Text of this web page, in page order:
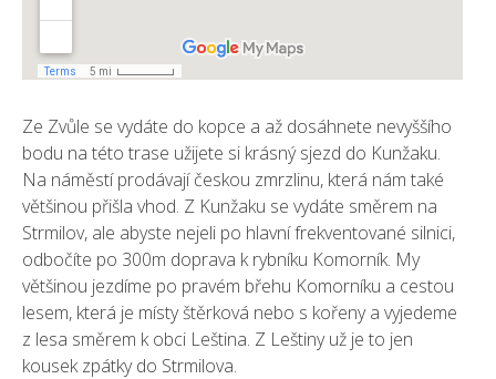
Ze Zvůle se vydáte do kopce a až dosáhnete nevyššího
bodu na této trase užijete si krásný sjezd do Kunžaku.
Na náměstí prodávají českou zmrzlinu, která nám také
většinou přišla vhod. Z Kunžaku se vydáte směrem na
Strmilov, ale abyste nejeli po hlavní frekventované silnici,
odbočíte po 300m doprava k rybníku Komorník. My
většinou jezdíme po pravém břehu Komorníku a cestou
lesem, která je místy štěrková nebo s kořeny a vyjedeme
z lesa směrem k obci Leština. Z Leštiny už je to jen
kousek zpátky do Strmilova.